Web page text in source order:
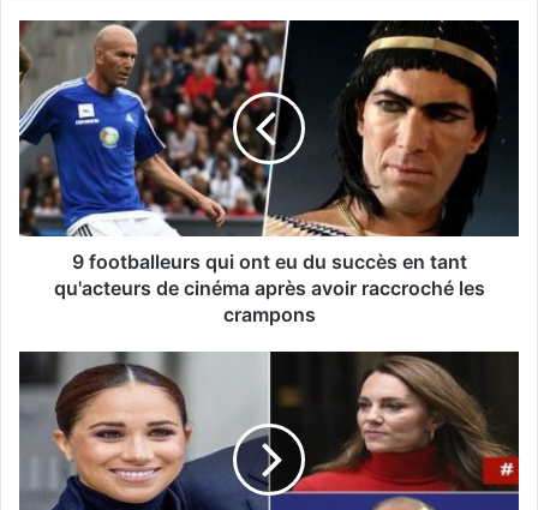
9 footballeurs qui ont eu du succès en tant
qu'acteurs de cinéma après avoir raccroché les
crampons